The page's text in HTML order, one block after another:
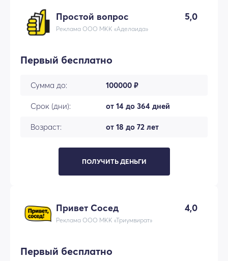
Простой вопрос 5,0
Реклама ООО МКК «Аделаида»
Первый бесплатно
Сумма до: 100000 ₽
Срок (дни): от 14 до 364 дней
Возраст: от 18 до 72 лет
ПОЛУЧИТЬ ДЕНЬГИ
Привет Сосед 4,0
Реклама ООО МКК «Триумвират»
Первый бесплатно